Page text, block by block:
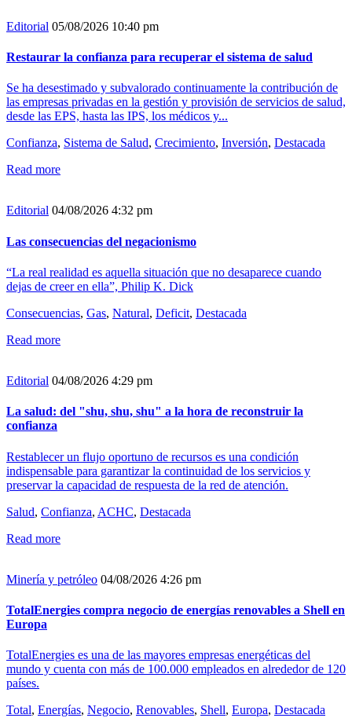
Editorial 05/08/2026 10:40 pm
Restaurar la confianza para recuperar el sistema de salud
Se ha desestimado y subvalorado continuamente la contribución de
las empresas privadas en la gestión y provisión de servicios de salud,
desde las EPS, hasta las IPS, los médicos y...
Confianza, Sistema de Salud, Crecimiento, Inversión, Destacada
Read more
Editorial 04/08/2026 4:32 pm
Las consecuencias del negacionismo
“La real realidad es aquella situación que no desaparece cuando
dejas de creer en ella”, Philip K. Dick
Consecuencias, Gas, Natural, Deficit, Destacada
Read more
Editorial 04/08/2026 4:29 pm
La salud: del "shu, shu, shu" a la hora de reconstruir la
confianza
Restablecer un flujo oportuno de recursos es una condición
indispensable para garantizar la continuidad de los servicios y
preservar la capacidad de respuesta de la red de atención.
Salud, Confianza, ACHC, Destacada
Read more
Minería y petróleo 04/08/2026 4:26 pm
TotalEnergies compra negocio de energías renovables a Shell en
Europa
TotalEnergies es una de las mayores empresas energéticas del
mundo y cuenta con más de 100.000 empleados en alrededor de 120
países.
Total, Energías, Negocio, Renovables, Shell, Europa, Destacada